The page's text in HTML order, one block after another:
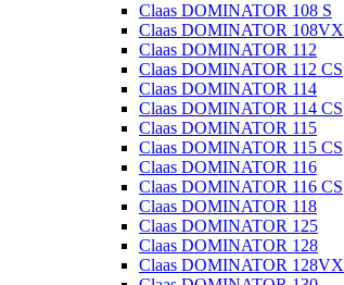
Claas DOMINATOR 108 S
Claas DOMINATOR 108VX
Claas DOMINATOR 112
Claas DOMINATOR 112 CS
Claas DOMINATOR 114
Claas DOMINATOR 114 CS
Claas DOMINATOR 115
Claas DOMINATOR 115 CS
Claas DOMINATOR 116
Claas DOMINATOR 116 CS
Claas DOMINATOR 118
Claas DOMINATOR 125
Claas DOMINATOR 128
Claas DOMINATOR 128VX